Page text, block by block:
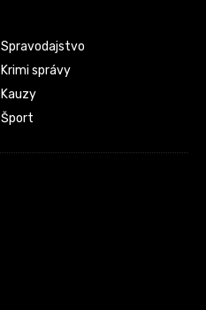
Spravodajstvo
Krimi správy
Kauzy
Šport